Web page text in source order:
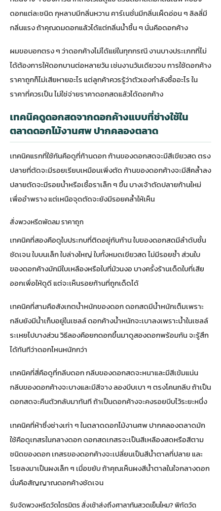
ดอกแต่ละชนิด กุหลาบมีกลิ่นหวาน คาร์เนชั่นมีกลิ่นเผ็ดอ่อน ๆ ลิลลี่มี
กลิ่นแรง ถ้าคุณดมดอกแล้วได้แต่กลิ่นน้ำชื้น ๆ นั่นคือดอกค้าง
ผมขอบอกตรง ๆ ว่าดอกค้างไม่ได้แย่ในทุกกรณี งานบางประเภทที่ไม่
ได้ต้องการให้ดอกบานต่อหลายวัน เช่นงานวันเดียวจบ การใช้ดอกค้าง
ราคาถูกก็ไม่เสียหายอะไร แต่ลูกค้าควรรู้ว่าตัวเองกำลังซื้ออะไร ใน
ราคาที่ควรเป็น ไม่ใช่จ่ายราคาดอกสดแล้วได้ดอกค้าง
เทคนิคดูดอกสดจากดอกค้างแบบที่ช่างใช้ใน
ตลาดดอกไม้งานศพ ปากคลองตลาด
เทคนิคแรกที่ใช้กันคือดูที่ก้านดอก ก้านของดอกสดจะมีสีเขียวสด ตรง
ปลายที่ตัดจะมีรอยเรียบเหมือนเพิ่งตัด ก้านของดอกค้างจะมีสีคล้ำลง
ปลายตัดจะมีรอยน้ำหรือเชื้อราเล็ก ๆ ขึ้น บางเจ้าตัดปลายก้านใหม่
เพื่ออำพราง แต่เหนือจุดตัดจะยังมีรอยคล้ำให้เห็น
สั่งพวงหรีดพัดลม ราคาถูก
เทคนิคที่สองคือดูใบประกบที่ติดอยู่กับก้าน ใบของดอกสดมีลำดับชั้น
ชัดเจน ใบบนเล็ก ใบล่างใหญ่ ใบทั้งหมดเขียวสด ไม่มีรอยช้ำ ส่วนใบ
ของดอกค้างมักมีใบเหลืองหรือใบที่ม้วนงอ บางครั้งร้านเด็ดใบที่เสีย
ออกเพื่อให้ดูดี แต่จะเห็นรอยก้านที่ถูกเด็ดได้
เทคนิคที่สามคือสังเกตน้ำหนักของดอก ดอกสดมีน้ำหนักเต็มเพราะ
กลีบยังมีน้ำเก็บอยู่ในเซลล์ ดอกค้างน้ำหนักจะเบาลงเพราะน้ำในเซลล์
ระเหยไปบางส่วน วิธีลองคือยกดอกขึ้นมาดูสองดอกพร้อมกัน จะรู้สึก
ได้ทันทีว่าดอกไหนหนักกว่า
เทคนิคที่สี่คือดูที่กลีบดอก กลีบของดอกสดจะหนาและมีสีเข้มแน่น
กลีบของดอกค้างจะบางและมีสีจาง ลองบีบเบา ๆ ตรงโคนกลีบ ถ้าเป็น
ดอกสดจะคืนตัวกลับมาทันที ถ้าเป็นดอกค้างจะคงรอยบีบไว้ระยะหนึ่ง
เทคนิคที่ห้าซึ่งช่างเก่า ๆ ในตลาดดอกไม้งานศพ ปากคลองตลาดมัก
ใช้คือดูเกสรในกลางดอก ดอกสดเกสรจะเป็นสีเหลืองสดหรือสีตาม
ชนิดของดอก เกสรของดอกค้างจะเปลี่ยนเป็นสีน้ำตาลที่ปลาย และ
โรยลงมาเป็นผงเล็ก ๆ เมื่อขยับ ถ้าคุณเห็นผงสีน้ำตาลในใจกลางดอก
นั่นคือสัญญาณดอกค้างชัดเจน
รับจัดพวงหรีดวัดไตรมิตร สั่งเช้าส่งถึงศาลาทันสวดเย็นไหม? พิกัดวัด